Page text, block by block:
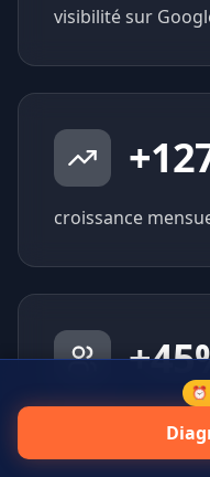
visibilité sur
+
croissance
+45